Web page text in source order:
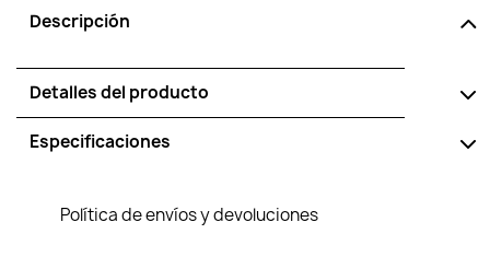
Descripción
Detalles del producto
Especificaciones
Política de envíos y devoluciones